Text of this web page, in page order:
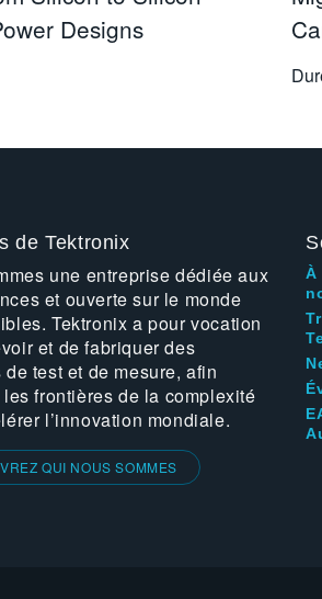
Designs
de Tektronix
une entreprise dédiée aux
et ouverte sur le monde
Tektronix a pour vocation
et de fabriquer des
test et de mesure, afin
les frontières de la complexité
l’innovation mondiale.
QUI NOUS SOMMES
À